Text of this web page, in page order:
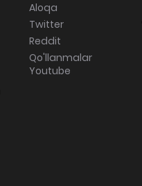
Aloqa
Twitter
Reddit
Qo'llanmalar
Youtube